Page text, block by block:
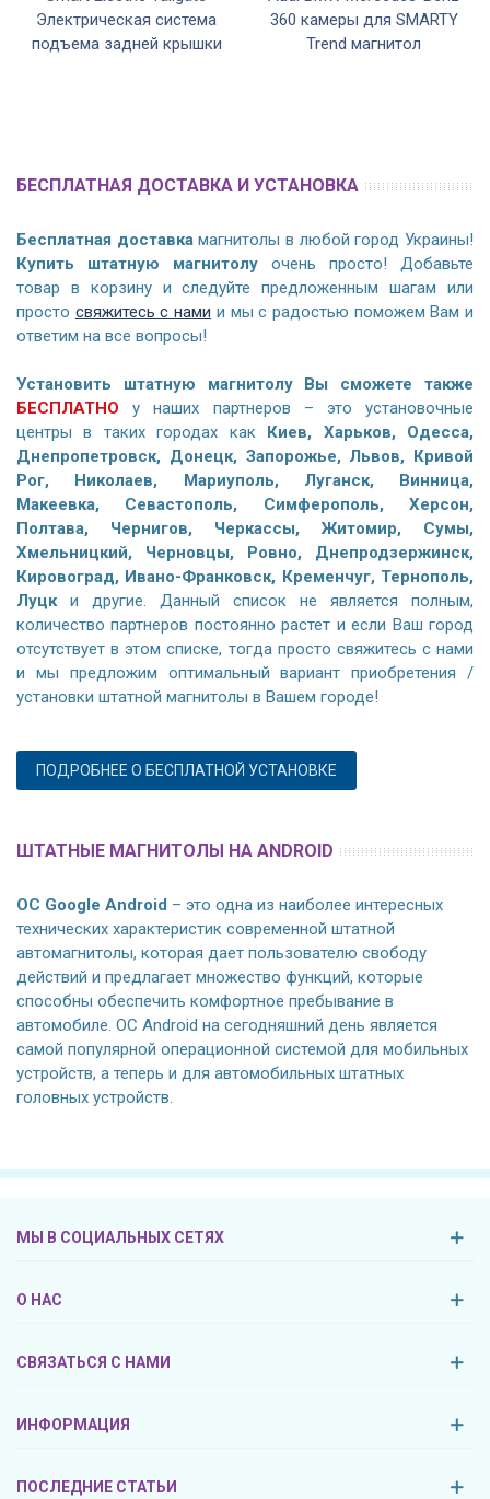
Электрическая система
подъема задней крышки
360 камеры для SMARTY
Trend магнитол
БЕСПЛАТНАЯ ДОСТАВКА И УСТАНОВКА
Бесплатная доставкамагнитолы в любой город Украины!
Купить штатную магнитолу очень просто! Добавьте
товар в корзину и следуйте предложенным шагам или
просто свяжитесь с нами и мы с радостью поможем Вам и
ответим на все вопросы!
Установить штатную магнитолу Вы сможете также
БЕСПЛАТНО у наших партнеров – это установочные
центры в таких городах как Киев, Харьков, Одесса,
Днепропетровск, Донецк, Запорожье, Львов, Кривой
Рог, Николаев, Мариуполь, Луганск, Винница,
Макеевка, Севастополь, Симферополь, Херсон,
Полтава, Чернигов, Черкассы, Житомир, Сумы,
Хмельницкий, Черновцы, Ровно, Днепродзержинск,
Кировоград, Ивано-Франковск, Кременчуг, Тернополь,
Луцки другие. Данный список не является полным,
количество партнеров постоянно растет и если Ваш город
отсутствует в этом списке, тогда просто свяжитесь с нами
и мы предложим оптимальный вариант приобретения /
установки штатной магнитолы в Вашем городе!
ПОДРОБНЕЕ О БЕСПЛАТНОЙ УСТАНОВКЕ
ШТАТНЫЕ МАГНИТОЛЫ НА ANDROID
ОС Google Android – это одна из наиболее интересных
технических характеристик современной штатной
автомагнитолы, которая дает пользователю свободу
действий и предлагает множество функций, которые
способны обеспечить комфортное пребывание в
автомобиле. ОС Android на сегодняшний день является
самой популярной операционной системой для мобильных
устройств, а теперь и для автомобильных штатных
головных устройств.
МЫ В СОЦИАЛЬНЫХ СЕТЯХ
О НАС
СВЯЗАТЬСЯ С НАМИ
ИНФОРМАЦИЯ
ПОСЛЕДНИЕ СТАТЬИ